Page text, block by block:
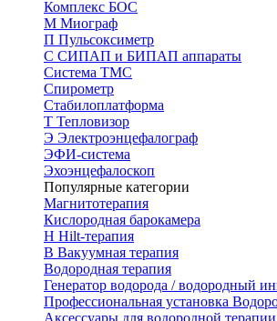
Комплекс БОС
М Миограф
П Пульсоксиметр
С СИПАП и БИПАП аппараты
Система ТМС
Спирометр
Стабилоплатформа
Т Тепловизор
Э Электроэнцефалограф
ЭФИ-система
Эхоэнцефалоскоп
Популярные категории
Магнитотерапия
Кислородная барокамера
H Hilt-терапия
В Вакуумная терапия
Водородная терапия
Генератор водорода / водородный
Профессиональная установка
Аксессуары для водородной терапии